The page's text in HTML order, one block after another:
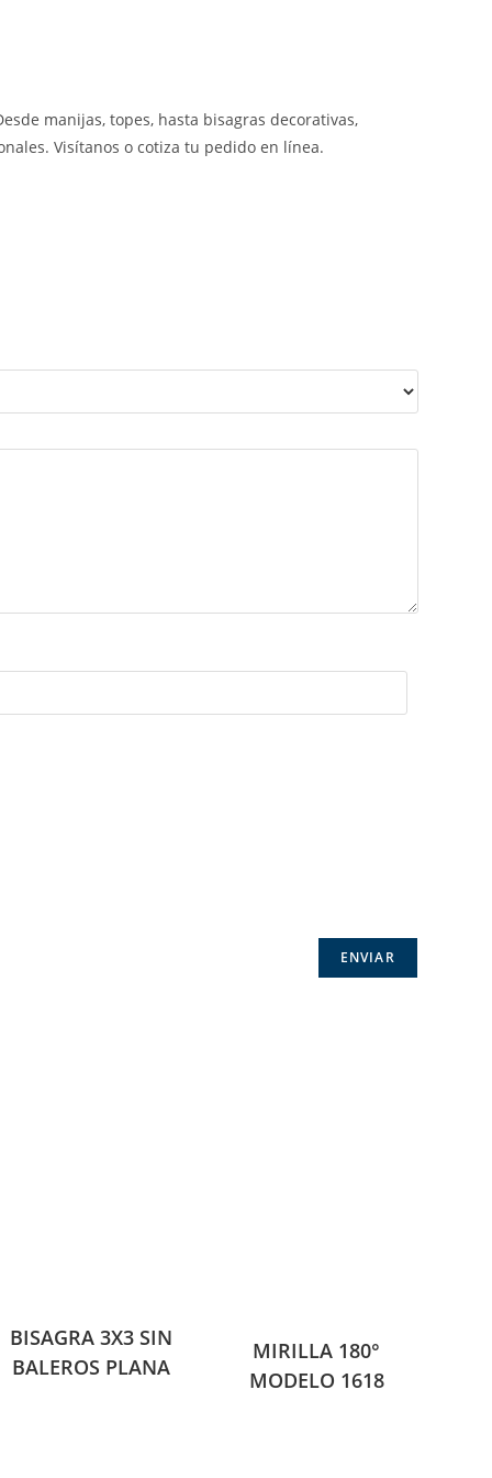
manijas, topes, hasta bisagras decorativas,
Visítanos o cotiza tu pedido en línea.
BISAGRA 3X3 SIN
BALEROS PLANA
MIRILLA 180°
MODELO 1618